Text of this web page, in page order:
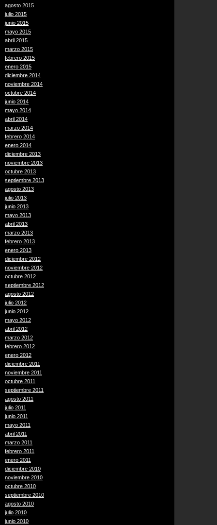
agosto 2015
julio 2015
junio 2015
mayo 2015
abril 2015
marzo 2015
febrero 2015
enero 2015
diciembre 2014
noviembre 2014
octubre 2014
junio 2014
mayo 2014
abril 2014
marzo 2014
febrero 2014
enero 2014
diciembre 2013
noviembre 2013
octubre 2013
septiembre 2013
agosto 2013
julio 2013
junio 2013
mayo 2013
abril 2013
marzo 2013
febrero 2013
enero 2013
diciembre 2012
noviembre 2012
octubre 2012
septiembre 2012
agosto 2012
julio 2012
junio 2012
mayo 2012
abril 2012
marzo 2012
febrero 2012
enero 2012
diciembre 2011
noviembre 2011
octubre 2011
septiembre 2011
agosto 2011
julio 2011
junio 2011
mayo 2011
abril 2011
marzo 2011
febrero 2011
enero 2011
diciembre 2010
noviembre 2010
octubre 2010
septiembre 2010
agosto 2010
julio 2010
junio 2010